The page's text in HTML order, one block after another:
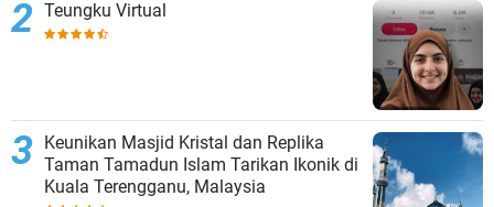
Teungku Virtual
Keunikan Masjid Kristal dan Replika
Taman Tamadun Islam Tarikan Ikonik di
Kuala Terengganu, Malaysia